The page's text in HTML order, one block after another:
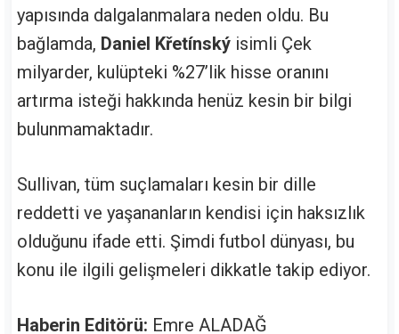
yapısında dalgalanmalara neden oldu. Bu
bağlamda, Daniel Křetínský isimli Çek
milyarder, kulüpteki %27’lik hisse oranını
artırma isteği hakkında henüz kesin bir bilgi
bulunmamaktadır.
Sullivan, tüm suçlamaları kesin bir dille
reddetti ve yaşananların kendisi için haksızlık
olduğunu ifade etti. Şimdi futbol dünyası, bu
konu ile ilgili gelişmeleri dikkatle takip ediyor.
Haberin Editörü: Emre ALADAĞ